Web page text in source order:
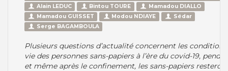
Alain LEDUC
Bintou TOURE
Mamadou DIALLO
Mamadou GUISSET
Modou NDIAYE
Sédar
Serge BAGAMBOULA
Plusieurs questions d’actualité concernent les
vie des personnes sans-papiers à l’ère du covid-19,
et même après le confinement, les sans-papiers